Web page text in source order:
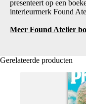
presenteert op een
interieurmerk Found
Meer Found Atelier
Gerelateerde producten